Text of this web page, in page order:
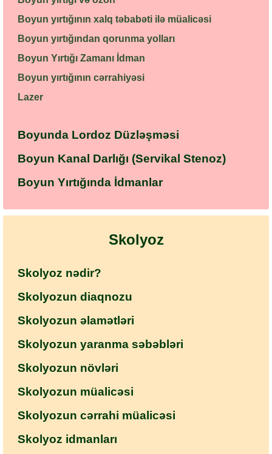
Boyun yırtığının xalq təbabəti ilə müalicəsi
Boyun yırtığından qorunma yolları
Boyun Yırtığı Zamanı İdman
Boyun yırtığının cərrahiyəsi
Lazer
Boyunda Lordoz Düzləşməsi
Boyun Kanal Darlığı (Servikal Stenoz)
Boyun Yırtığında İdmanlar
Skolyoz
Skolyoz nədir?
Skolyozun diaqnozu
Skolyozun əlamətləri
Skolyozun yaranma səbəbləri
Skolyozun növləri
Skolyozun müalicəsi
Skolyozun cərrahi müalicəsi
Skolyoz idmanları